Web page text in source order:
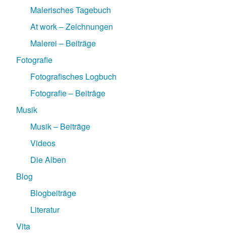
Malerisches Tagebuch
At work – Zeichnungen
Malerei – Beiträge
Fotografie
Fotografisches Logbuch
Fotografie – Beiträge
Musik
Musik – Beiträge
Videos
Die Alben
Blog
Blogbeiträge
Literatur
Vita